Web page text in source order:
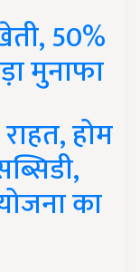
50%
मुनाफा
होम
का